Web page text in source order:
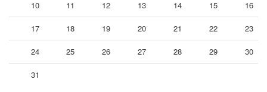
10 11 12 13 14 15 16
17 18 19 20 21 22 23
24 25 26 27 28 29 30
31